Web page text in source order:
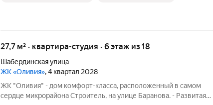
27,7 м² · квартира-студия · 6 этаж из 18
Шабердинская улица
ЖК «Оливия», 4 квартал 2028
ЖК "Оливия" - дом комфорт-класса, расположенный в самом
сердце микрорайона Строитель, на улице Баранова. - Развитая